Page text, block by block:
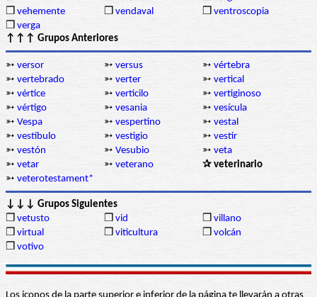
❒ vehemente ❒ vendaval ❒ ventroscopia
❒ verga
↑↑↑ Grupos Anteriores
➳ versor ➳ versus ➳ vértebra
➳ vertebrado ➳ verter ➳ vertical
➳ vértice ➳ verticilo ➳ vertiginoso
➳ vértigo ➳ vesania ➳ vesícula
➳ Vespa ➳ vespertino ➳ vestal
➳ vestíbulo ➳ vestigio ➳ vestir
➳ vestón ➳ Vesubio ➳ veta
➳ vetar ➳ veterano
✰ veterinario
➳ veterotestament*
↓↓↓ Grupos Siguientes
❒ vetusto ❒ vid ❒ villano
❒ virtual ❒ viticultura ❒ volcán
❒ votivo